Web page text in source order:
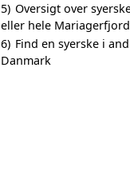
5) Oversigt over
eller hele
6) Find en syerske i
Danmark